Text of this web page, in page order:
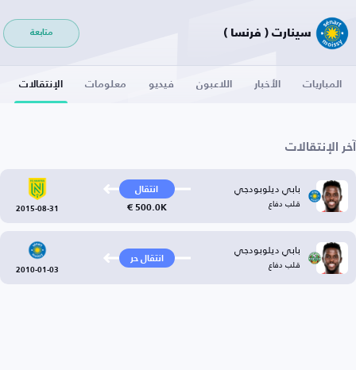
سينارت ( فرنسا ) متابعة
المباريات الأخبار اللاعبون فيديو معلومات الإنتقالات
آخر الإنتقالات
بابي ديلوبودجي
قلب دفاع
انتقال
500.0K €
2015-08-31
بابي ديلوبودجي
قلب دفاع انتقال حر
2010-01-03